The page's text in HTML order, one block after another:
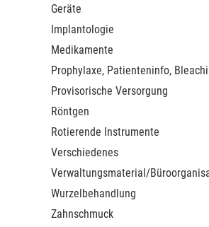
Geräte
Implantologie
Medikamente
Prophylaxe, Patienteninfo,
Provisorische Versorgung
Röntgen
Rotierende Instrumente
Verschiedenes
Verwaltungsmaterial/
Wurzelbehandlung
Zahnschmuck